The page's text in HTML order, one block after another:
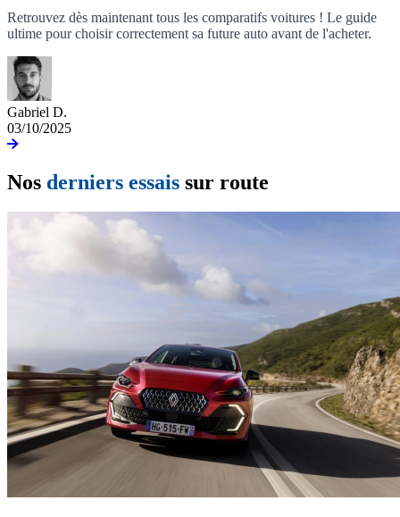
Retrouvez dès maintenant tous les comparatifs voitures ! Le guide
ultime pour choisir correctement sa future auto avant de l'acheter.
Gabriel D.
03/10/2025
Nos derniers essais sur route